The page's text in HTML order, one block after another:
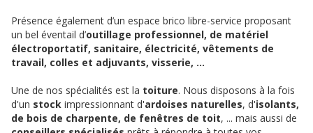
Présence également d’un espace brico libre-service proposant
un bel éventail d’outillage professionnel, de matériel
électroportatif, sanitaire, électricité, vêtements de
travail, colles et adjuvants, visserie, …
Une de nos spécialités est la toiture. Nous disposons à la fois
d'un stock impressionnant d'ardoises naturelles, d'isolants,
de bois de charpente, de fenêtres de toit, ... mais aussi de